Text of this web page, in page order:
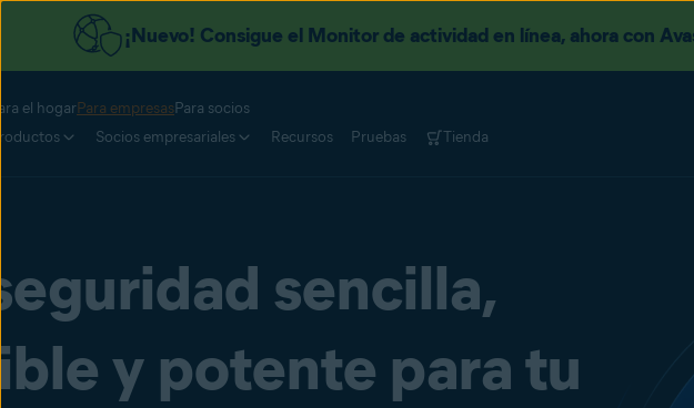
¡Nuevo! Consigue el Monitor de actividad en línea, ahora con
el hogarPara empresasPara socios
Socios empresariales Recursos Pruebas Tienda
sencilla,
y potente para tu